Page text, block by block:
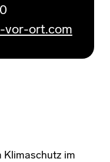
vor-ort.com
Klimaschutz im